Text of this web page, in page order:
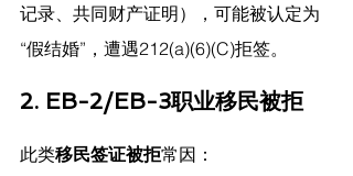
记录、共同财产证明），可能被认定为
“假结婚”，遭遇212(a)(6)(C)拒签。
2. EB-2/EB-3职业移民被拒
此类移民签证被拒常因：